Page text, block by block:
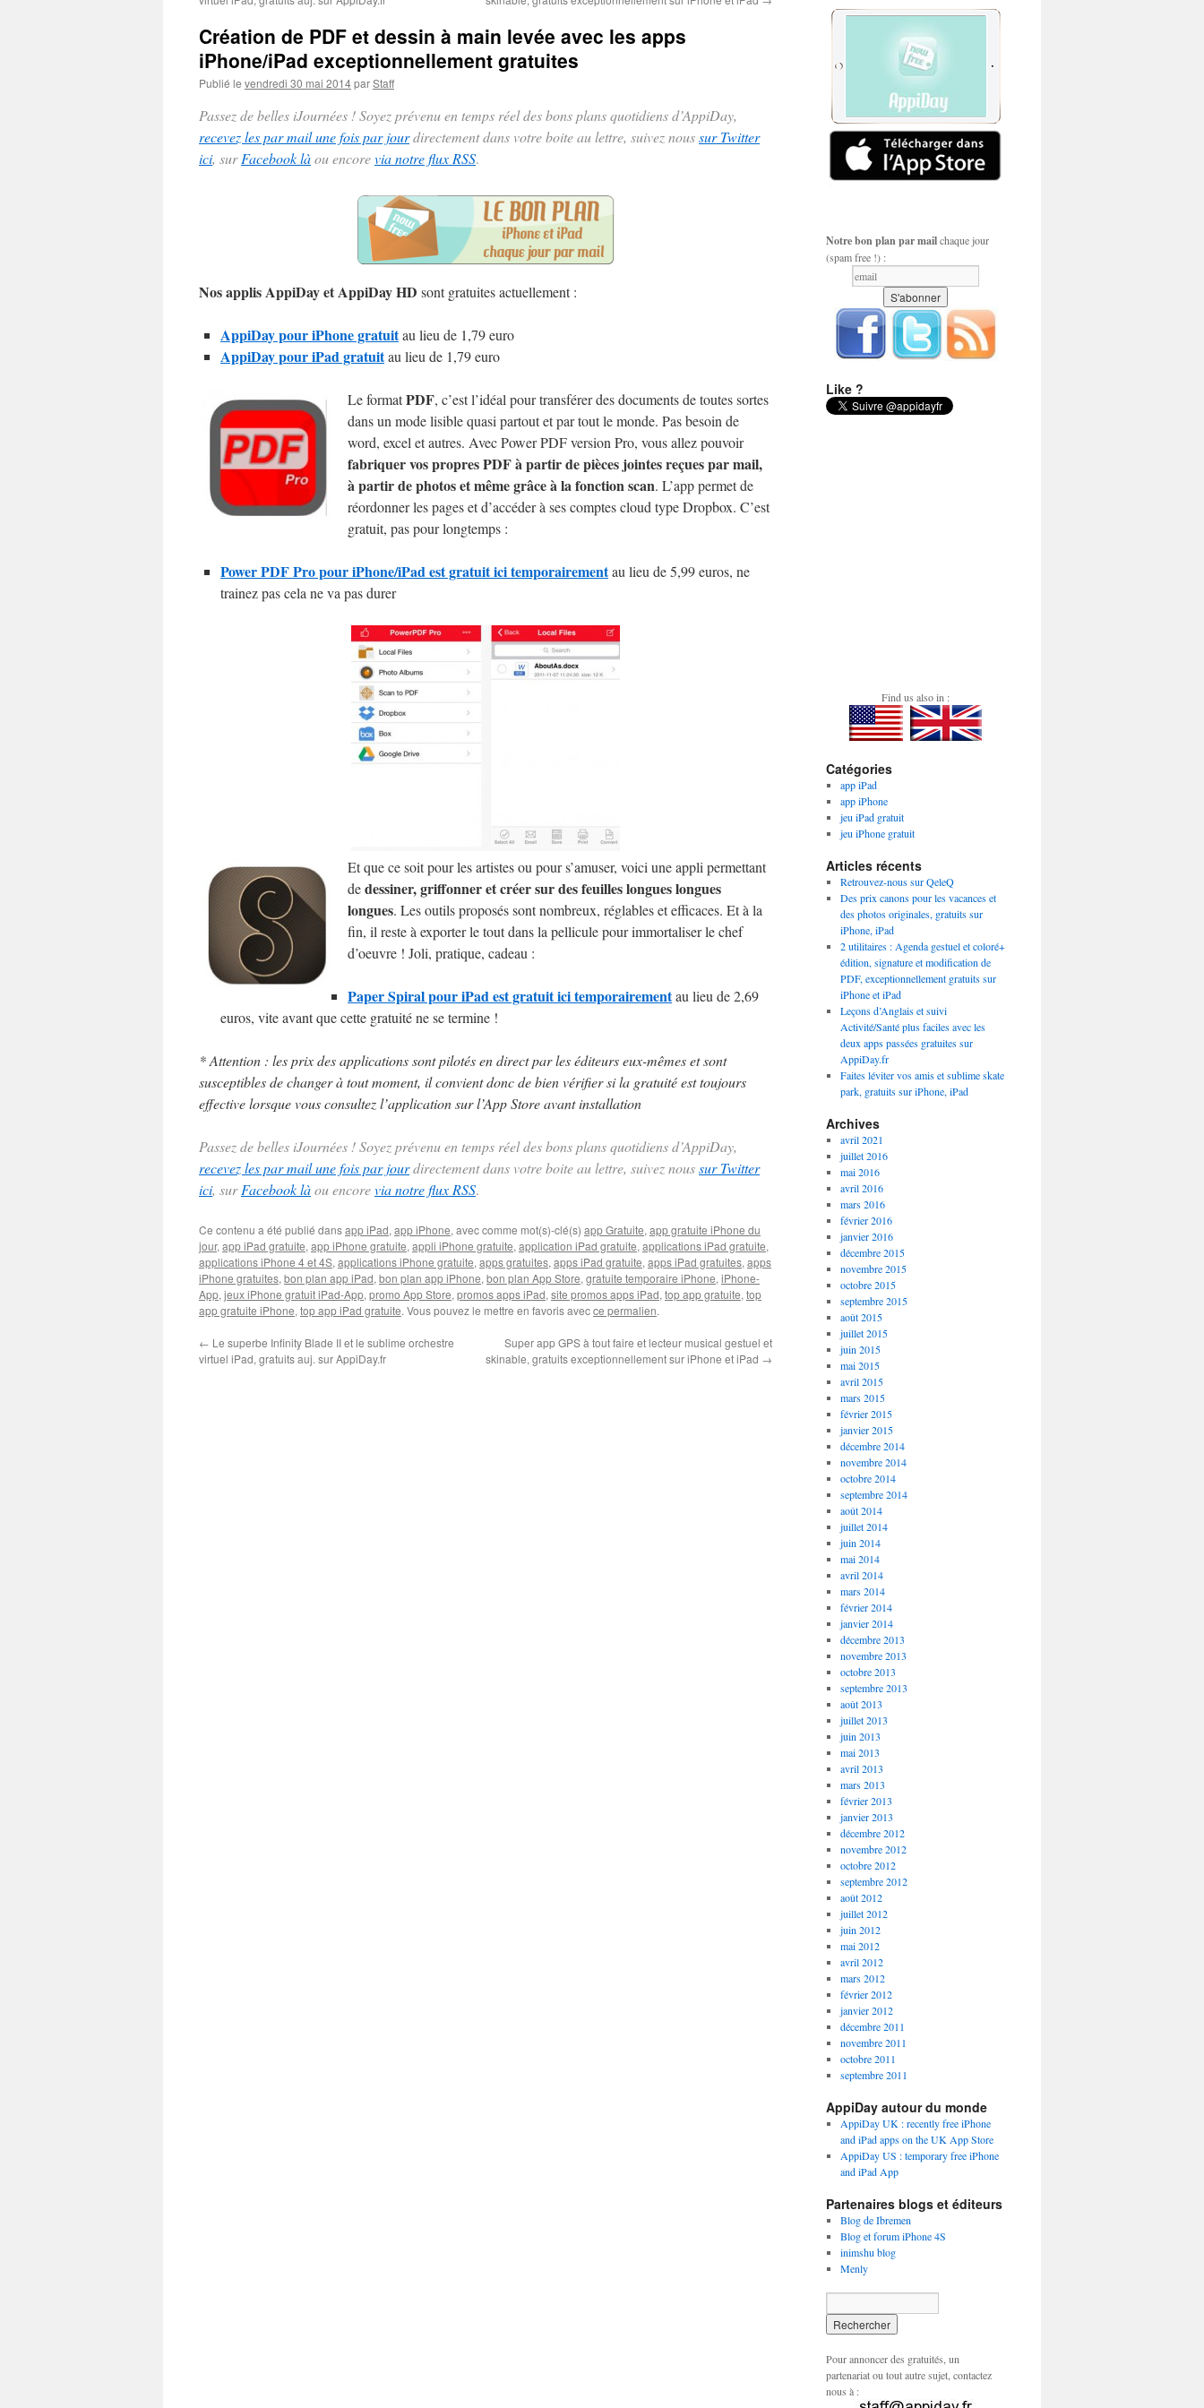
Création de PDF et dessin à main levée avec les apps
iPhone/iPad exceptionnellement gratuites
Publié le vendredi 30 mai 2014parStaff
Passez de belles iJournées ! Soyez prévenu en temps réel des bons plans quotidiens d’AppiDay,
recevez les par mail une fois par jourdirectement dans votre boite au lettre, suivez noussur Twitter
ici, surFacebook làou encorevia notre flux RSS.
Nos applis AppiDay et AppiDay HD sont gratuites actuellement :
AppiDay pour iPhone gratuitau lieu de 1,79 euro
AppiDay pour iPad gratuitau lieu de 1,79 euro
Le formatPDF, c’est l’idéal pour transférer des documents de toutes sortes
dans un mode lisible quasi partout et par tout le monde. Pas besoin de
word, excel et autres. Avec Power PDF version Pro, vous allez pouvoir
fabriquer vos propres PDF à partir de pièces jointes reçues par mail,
à partir de photos et même grâce à la fonction scan. L’app permet de
réordonner les pages et d’accéder à ses comptes cloud type Dropbox. C’est
gratuit, pas pour longtemps :
Power PDF Pro pour iPhone/iPad est gratuit ici temporairementau lieu de 5,99 euros, ne
trainez pas cela ne va pas durer
Et que ce soit pour les artistes ou pour s’amuser, voici une appli permettant
dedessiner, griffonner et créer sur des feuilles longues longues
longues. Les outils proposés sont nombreux, réglables et efficaces. Et à la
fin, il reste à exporter le tout dans la pellicule pour immortaliser le chef
d’oeuvre ! Joli, pratique, cadeau :
Paper Spiral pour iPad est gratuit ici temporairementau lieu de 2,69
euros, vite avant que cette gratuité ne se termine !
* Attention : les prix des applications sont pilotés en direct par les éditeurs eux-mêmes et sont
susceptibles de changer à tout moment, il convient donc de bien vérifier si la gratuité est toujours
effective lorsque vous consultez l’application sur l’App Store avant installation
Passez de belles iJournées ! Soyez prévenu en temps réel des bons plans quotidiens d’AppiDay,
recevez les par mail une fois par jourdirectement dans votre boite au lettre, suivez noussur Twitter
ici, surFacebook làou encorevia notre flux RSS.
Ce contenu a été publié dansapp iPad, app iPhone, avec comme mot(s)-clé(s) app Gratuite, app gratuite iPhone du
jour, app iPad gratuite, app iPhone gratuite, appli iPhone gratuite, application iPad gratuite, applications iPad gratuite,
applications iPhone 4 et 4S, applications iPhone gratuite, apps gratuites, apps iPad gratuite, apps iPad gratuites, apps
iPhone gratuites, bon plan app iPad, bon plan app iPhone, bon plan App Store, gratuite temporaire iPhone, iPhone-
App, jeux iPhone gratuit iPad-App, promo App Store, promos apps iPad, site promos apps iPad, top app gratuite, top
app gratuite iPhone, top app iPad gratuite. Vous pouvez le mettre en favoris avecce permalien.
← Le superbe Infinity Blade II et le sublime orchestre
virtuel iPad, gratuits auj. sur AppiDay.fr
Super app GPS à tout faire et lecteur musical gestuel et
skinable, gratuits exceptionnellement sur iPhone et iPad →
Notre bon plan par mailchaque jour
(spam free !) :
Like ?
Find us also in :
Catégories
app iPad
app iPhone
jeu iPad gratuit
jeu iPhone gratuit
Articles récents
Retrouvez-nous sur QeleQ
Des prix canons pour les vacances et
des photos originales, gratuits sur
iPhone, iPad
2 utilitaires : Agenda gestuel et coloré+
édition, signature et modification de
PDF, exceptionnellement gratuits sur
iPhone et iPad
Leçons d’Anglais et suivi
Activité/Santé plus faciles avec les
deux apps passées gratuites sur
AppiDay.fr
Faites léviter vos amis et sublime skate
park, gratuits sur iPhone, iPad
Archives
avril 2021
juillet 2016
mai 2016
avril 2016
mars 2016
février 2016
janvier 2016
décembre 2015
novembre 2015
octobre 2015
septembre 2015
août 2015
juillet 2015
juin 2015
mai 2015
avril 2015
mars 2015
février 2015
janvier 2015
décembre 2014
novembre 2014
octobre 2014
septembre 2014
août 2014
juillet 2014
juin 2014
mai 2014
avril 2014
mars 2014
février 2014
janvier 2014
décembre 2013
novembre 2013
octobre 2013
septembre 2013
août 2013
juillet 2013
juin 2013
mai 2013
avril 2013
mars 2013
février 2013
janvier 2013
décembre 2012
novembre 2012
octobre 2012
septembre 2012
août 2012
juillet 2012
juin 2012
mai 2012
avril 2012
mars 2012
février 2012
janvier 2012
décembre 2011
novembre 2011
octobre 2011
septembre 2011
AppiDay autour du monde
AppiDay UK : recently free iPhone
and iPad apps on the UK App Store
AppiDay US : temporary free iPhone
and iPad App
Partenaires blogs et éditeurs
Blog de Ibremen
Blog et forum iPhone 4S
inimshu blog
Menly
Pour annoncer des gratuités, un
partenariat ou tout autre sujet, contactez
nous à :